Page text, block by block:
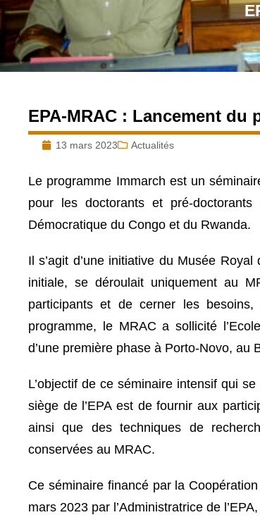
EPA-MRAC : Lancement du
13 mars 2023 Actualités
Le programme Immarch est un
pour les doctorants et pré-
Démocratique du Congo et du Rwanda.
Il s’agit d’une initiative du Musée
initiale, se déroulait uniquement au
participants et de cerner les
programme, le MRAC a sollicité
d’une première phase à Porto-Novo, au
L’objectif de ce séminaire intensif qui
siège de l’EPA est de fournir aux
ainsi que des techniques de
conservées au MRAC.
Ce séminaire financé par la
mars 2023 par l’Administratrice de